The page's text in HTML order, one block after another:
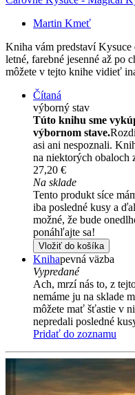
Martin Kmeť
Kniha vám predstaví
letné, farebné jesenné až po
môžete v tejto knihe vidieť
Čítaná
výborný stav
Túto knihu sme
výbornom stave.
asi ani nespoznali.
na niektorých obaloch
27,20 €
Na sklade
Tento produkt síce
iba posledné kusy a
možné, že bude
ponáhľajte sa!
Vložiť do košíka
Knihapevná väzba
Vypredané
Ach, mrzí nás to, z
nemáme ju na sklade
môžete mať šťastie v
nepredali posledné
Pridať do zoznamu